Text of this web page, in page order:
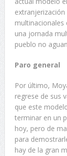
extranjerización
multinacionales
una jornada
pueblo no
Paro general
Por último,
regrese de sus
que este
terminar en un
hoy, pero de
para
hay de la gran